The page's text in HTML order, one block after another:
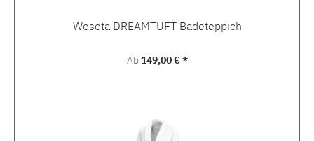
Weseta DREAMTUFT Badeteppich
Regulärer Preis:
Ab149,00 € *